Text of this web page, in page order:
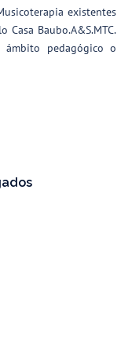
existentes
Baubo.A&S.MTC.
pedagógico o